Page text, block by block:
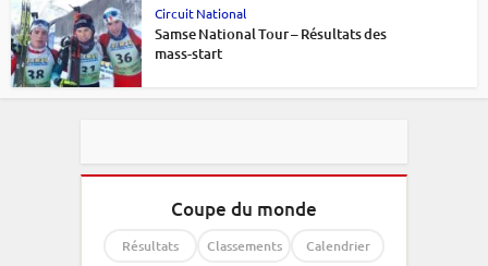
Circuit National
Samse National Tour – Résultats des
mass-start
Coupe du monde
Résultats Classements Calendrier